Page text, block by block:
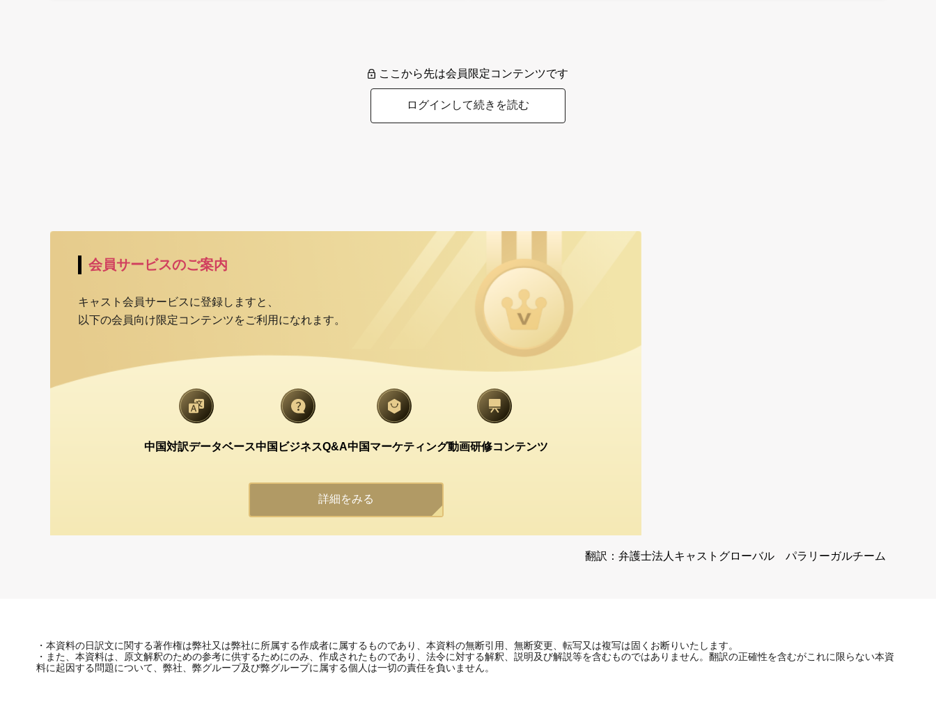
ここから先は会員限定コンテンツです
ログインして続きを読む
会員サービスのご案内
キャスト会員サービスに登録しますと、
以下の会員向け限定コンテンツをご利用になれます。
中国対訳データベース中国ビジネスQ&A中国マーケティング動画研修コンテンツ
詳細をみる
翻訳：弁護士法人キャストグローバル パラリーガルチーム
・本資料の日訳文に関する著作権は弊社又は弊社に所属する作成者に属するものであり、本資料の無断引用、無断変更、転写又は複写は固くお断りいたします。
・また、本資料は、原文解釈のための参考に供するためにのみ、作成されたものであり、法令に対する解釈、説明及び解説等を含むものではありません。翻訳の正確性を含むがこれに限らない本資
料に起因する問題について、弊社、弊グループ及び弊グループに属する個人は一切の責任を負いません。